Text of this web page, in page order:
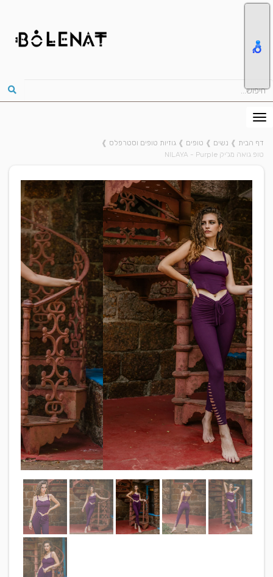
דף הבית ❱ נשים ❱ טופים ❱ גוזיות טופים וסטרפלס ❱
טופ גואה מג'יק NILAYA - Purple